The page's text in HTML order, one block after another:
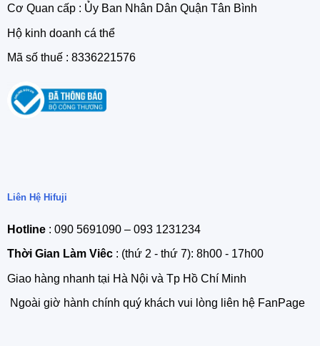
Cơ Quan cấp : Ủy Ban Nhân Dân Quận Tân Bình
Hộ kinh doanh cá thể
Mã số thuế : 8336221576
Liên Hệ Hifuji
Hotline: 090 5691090 – 093 1231234
Thời Gian Làm Viêc: (thứ 2 - thứ 7): 8h00 - 17h00
Giao hàng nhanh tại Hà Nội và Tp Hồ Chí Minh
Ngoài giờ hành chính quý khách vui lòng liên hệ FanPage